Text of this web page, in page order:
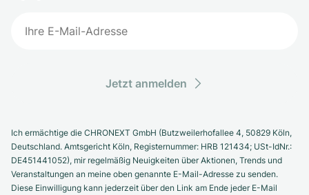
Jetzt anmelden
Ich ermächtige die CHRONEXT GmbH (Butzweilerhofallee 4, 50829 Köln,
Deutschland. Amtsgericht Köln, Registernummer: HRB 121434; USt-IdNr.:
DE451441052), mir regelmäßig Neuigkeiten über Aktionen, Trends und
Veranstaltungen an meine oben genannte E-Mail-Adresse zu senden.
Diese Einwilligung kann jederzeit über den Link am Ende jeder E-Mail